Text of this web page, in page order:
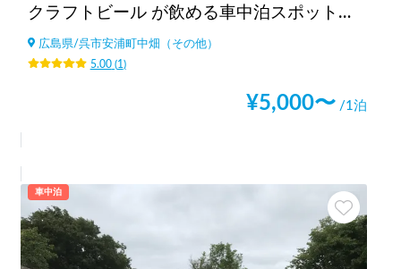
クラフトビール が飲める車中泊スポット🍻-Brewery Car Station
広島県/呉市安浦町中畑（その他）
5.00(1 )
¥5,000〜 /1泊
車中泊